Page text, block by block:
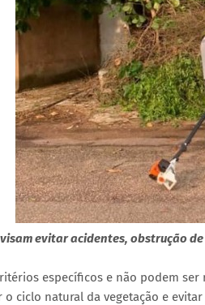
evitar acidentes, obstrução
específicos e não podem
ciclo natural da vegetação e